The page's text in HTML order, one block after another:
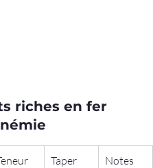
riches en fer
Taper Notes